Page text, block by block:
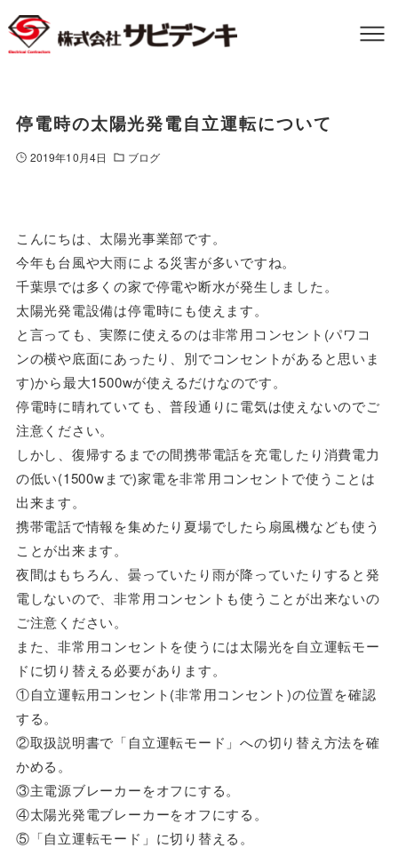
停電時の太陽光発電自立運転について
2019年10月4日 ブログ
こんにちは、太陽光事業部です。
今年も台風や大雨による災害が多いですね。
千葉県では多くの家で停電や断水が発生しました。
太陽光発電設備は停電時にも使えます。
と言っても、実際に使えるのは非常用コンセント(パワコ
ンの横や底面にあったり、別でコンセントがあると思いま
す)から最大1500wが使えるだけなのです。
停電時に晴れていても、普段通りに電気は使えないのでご
注意ください。
しかし、復帰するまでの間携帯電話を充電したり消費電力
の低い(1500wまで)家電を非常用コンセントで使うことは
出来ます。
携帯電話で情報を集めたり夏場でしたら扇風機なども使う
ことが出来ます。
夜間はもちろん、曇っていたり雨が降っていたりすると発
電しないので、非常用コンセントも使うことが出来ないの
ご注意ください。
また、非常用コンセントを使うには太陽光を自立運転モー
ドに切り替える必要があります。
①自立運転用コンセント(非常用コンセント)の位置を確認
する。
②取扱説明書で「自立運転モード」への切り替え方法を確
かめる。
③主電源ブレーカーをオフにする。
④太陽光発電ブレーカーをオフにする。
⑤「自立運転モード」に切り替える。